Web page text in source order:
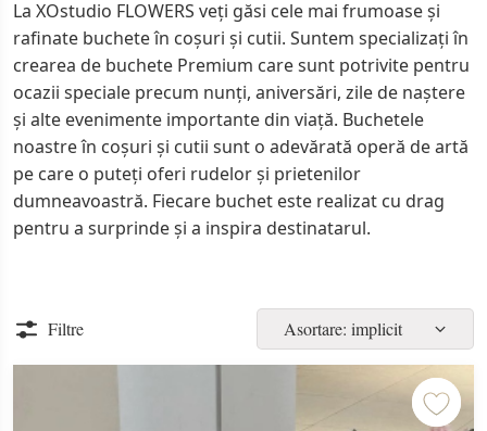
La XOstudio FLOWERS veți găsi cele mai frumoase și
rafinate buchete în coșuri și cutii. Suntem specializați în
crearea de buchete Premium care sunt potrivite pentru
ocazii speciale precum nunți, aniversări, zile de naștere
și alte evenimente importante din viață. Buchetele
noastre în coșuri și cutii sunt o adevărată operă de artă
pe care o puteți oferi rudelor și prietenilor
dumneavoastră. Fiecare buchet este realizat cu drag
pentru a surprinde și a inspira destinatarul.
Filtre